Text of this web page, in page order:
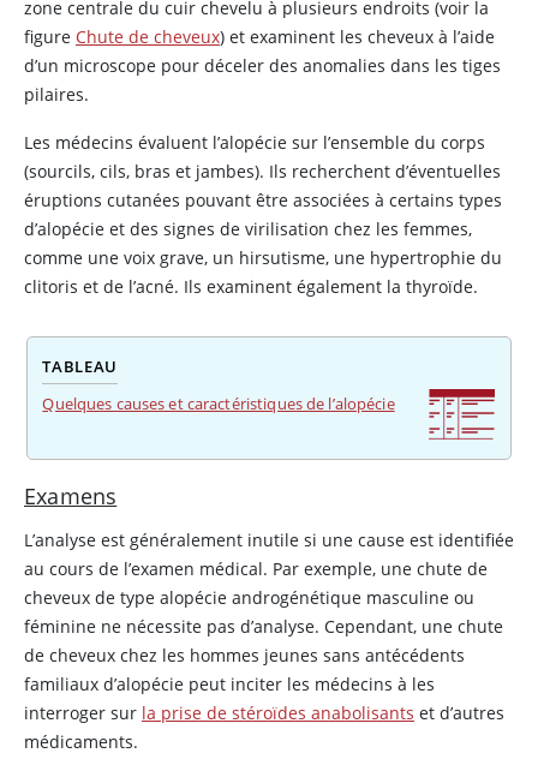
zone centrale du cuir chevelu à plusieurs endroits (voir la
figure Chute de cheveux) et examinent les cheveux à l’aide
d’un microscope pour déceler des anomalies dans les tiges
pilaires.
Les médecins évaluent l’alopécie sur l’ensemble du corps
(sourcils, cils, bras et jambes). Ils recherchent d’éventuelles
éruptions cutanées pouvant être associées à certains types
d’alopécie et des signes de virilisation chez les femmes,
comme une voix grave, un hirsutisme, une hypertrophie du
clitoris et de l’acné. Ils examinent également la thyroïde.
TABLEAU
Quelques causes et caractéristiques de l’alopécie
Examens
L’analyse est généralement inutile si une cause est identifiée
au cours de l’examen médical. Par exemple, une chute de
cheveux de type alopécie androgénétique masculine ou
féminine ne nécessite pas d’analyse. Cependant, une chute
de cheveux chez les hommes jeunes sans antécédents
familiaux d’alopécie peut inciter les médecins à les
interroger sur la prise de stéroïdes anabolisants et d’autres
médicaments.